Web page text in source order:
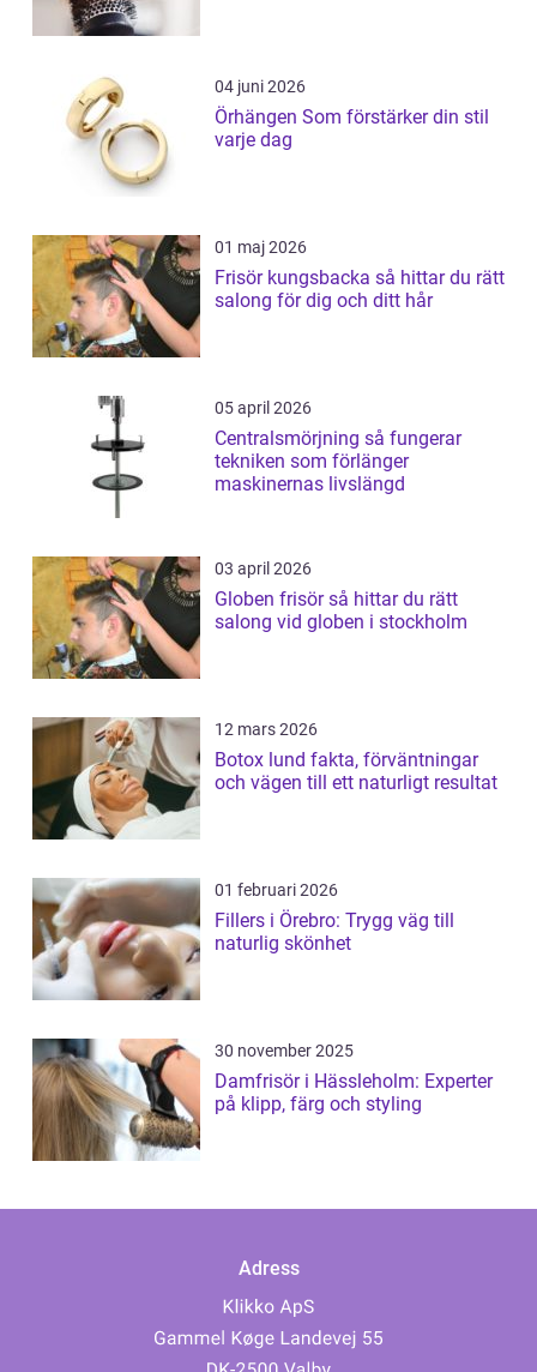
04 juni 2026
Örhängen Som förstärker din stil
varje dag
01 maj 2026
Frisör kungsbacka så hittar du rätt
salong för dig och ditt hår
05 april 2026
Centralsmörjning så fungerar
tekniken som förlänger
maskinernas livslängd
03 april 2026
Globen frisör så hittar du rätt
salong vid globen i stockholm
12 mars 2026
Botox lund fakta, förväntningar
och vägen till ett naturligt resultat
01 februari 2026
Fillers i Örebro: Trygg väg till
naturlig skönhet
30 november 2025
Damfrisör i Hässleholm: Experter
på klipp, färg och styling
Adress